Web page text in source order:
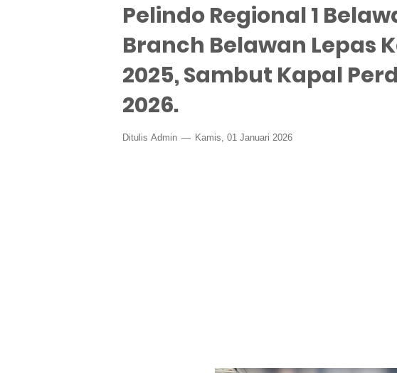
Pelindo Regional 1
Branch Belawan Lepas
2025, Sambut Kapal
2026.
Ditulis Admin Kamis, 01 Januari 2026